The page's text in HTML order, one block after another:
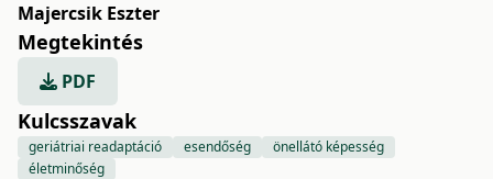
Majercsik Eszter
Megtekintés
PDF
Kulcsszavak
geriátriai readaptáció esendőség
önellátó képesség
életminőség